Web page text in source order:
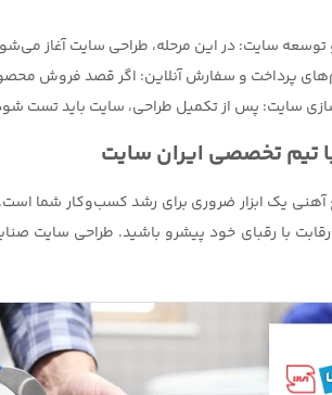
تیم تخصصی ایران سایت
یک ابزار ضروری برای رشد کسب‌وکار شما
با رقبای خود پیشرو باشید. طراحی سایت